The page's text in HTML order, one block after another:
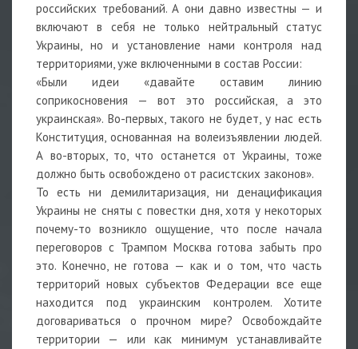
российских требований. А они давно известны — и
включают в себя не только нейтральный статус
Украины, но и установление нами контроля над
территориями, уже включенными в состав России:
«Были идеи «давайте оставим линию
соприкосновения — вот это российская, а это
украинская». Во-первых, такого не будет, у нас есть
Конституция, основанная на волеизъявлении людей.
А во-вторых, то, что останется от Украины, тоже
должно быть освобождено от расистских законов».
То есть ни демилитаризация, ни денацификация
Украины не сняты с повестки дня, хотя у некоторых
почему-то возникло ощущение, что после начала
переговоров с Трампом Москва готова забыть про
это. Конечно, не готова — как и о том, что часть
территорий новых субъектов Федерации все еще
находится под украинским контролем. Хотите
договариваться о прочном мире? Освобождайте
территории — или как минимум устанавливайте